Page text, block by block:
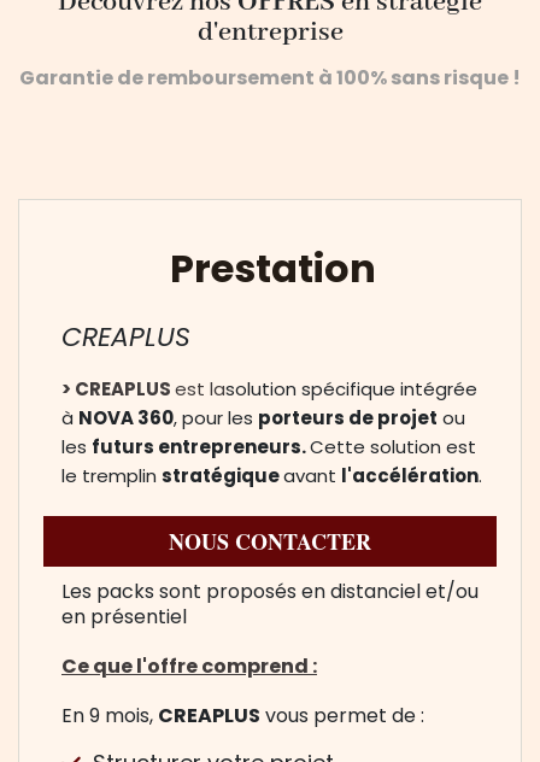
d'entreprise
Garantie de remboursement à 100% sans risque !
Prestation
CREAPLUS
> CREAPLUSest lasolution spécifique intégrée
à NOVA 360, pour les porteurs de projet ou
les futurs entrepreneurs.Cette solution est
le tremplin stratégiqueavant l'accélération.
NOUS CONTACTER
Les packs sont proposés en distanciel et/ou
en présentiel
Ce que l'offre comprend :
En 9 mois, CREAPLUS vous permet de :